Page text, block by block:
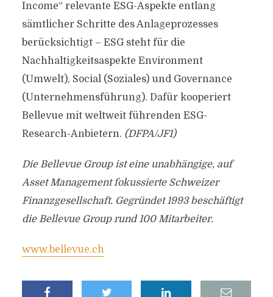
Income“ relevante ESG-Aspekte entlang
sämtlicher Schritte des Anlageprozesses
berücksichtigt – ESG steht für die
Nachhaltigkeitsaspekte Environment
(Umwelt), Social (Soziales) und Governance
(Unternehmensführung). Dafür kooperiert
Bellevue mit weltweit führenden ESG-
Research-Anbietern. (DFPA/JF1)
Die Bellevue Group ist eine unabhängige, auf
Asset Management fokussierte Schweizer
Finanzgesellschaft. Gegründet 1993 beschäftigt
die Bellevue Group rund 100 Mitarbeiter.
www.bellevue.ch